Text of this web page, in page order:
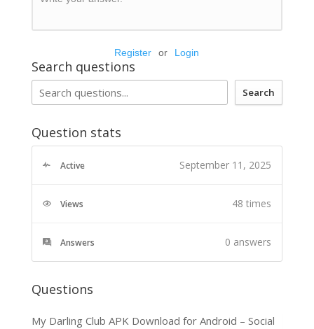
Register or Login
Search questions
Search
Question stats
Active September 11, 2025
Views 48 times
Answers 0 answers
Questions
My Darling Club APK Download for Android – Social